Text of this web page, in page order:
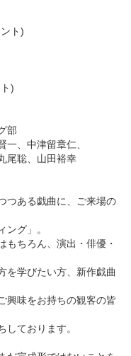
ト)
)
部
、中津留章仁、
尾聡、山田裕幸
つある戯曲に、ご来場の
ング」。
もちろん、演出・俳優・
を学びたい方、新作戯曲
興味をお持ちの観客の皆
しております。